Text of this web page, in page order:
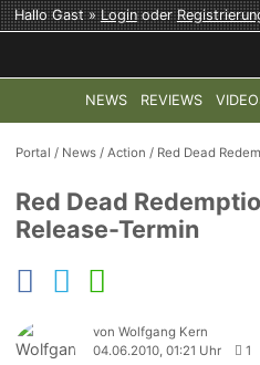
Hallo Gast »Loginoder
NEWS REVIEWS
TOP-THEMEN: COD: MODERN
Portal / News /Action / Red Dead
Red Dead
Release-Termin
von Wolfgang Kern
04.06.2010, 01:21 Uhr
1